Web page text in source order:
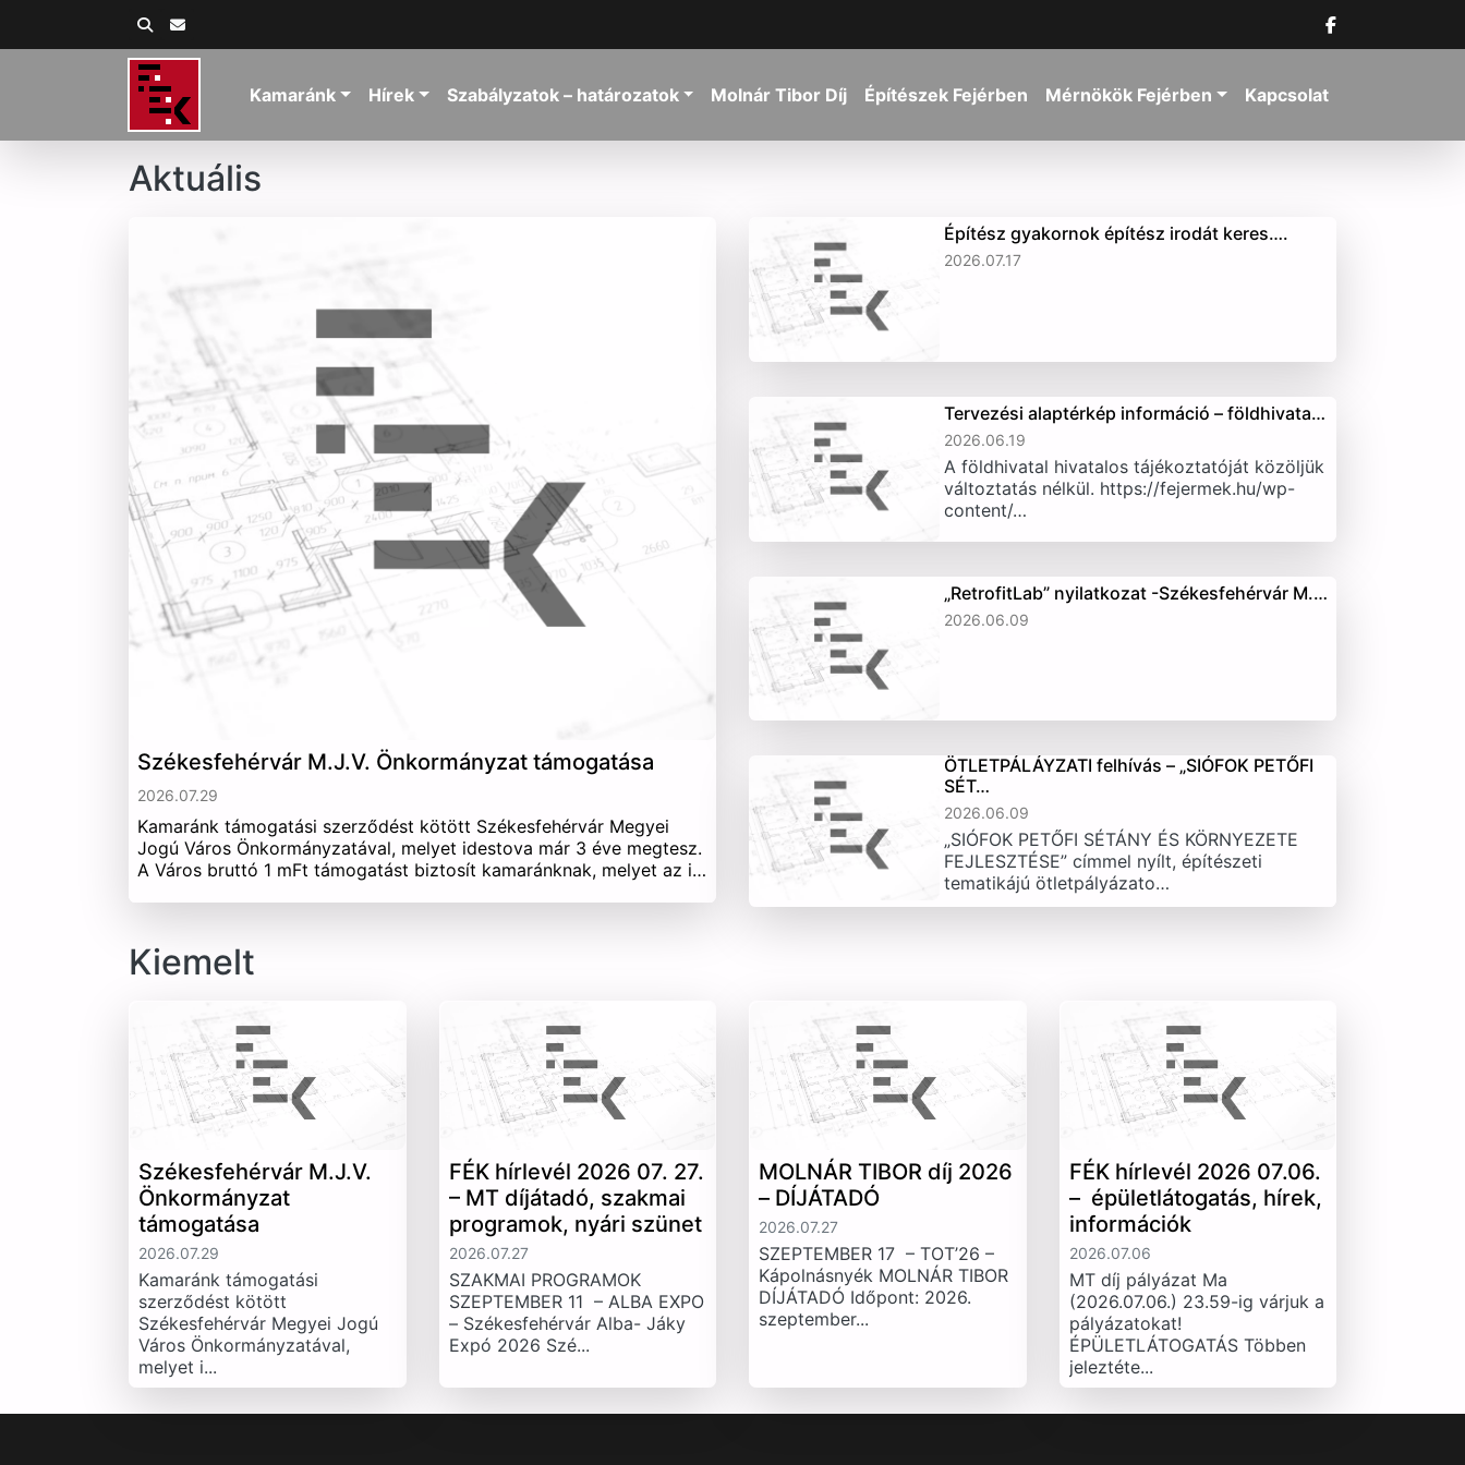
Kamaránk Hírek Szabályzatok – határozatok Molnár Tibor Díj Építészek Fejérben Mérnökök Fejérben Kapcsolat
Aktuális
Székesfehérvár M.J.V. Önkormányzat támogatása
2026.07.29
Kamaránk támogatási szerződést kötött Székesfehérvár Megyei
Jogú Város Önkormányzatával, melyet idestova már 3 éve megtesz.
A Város bruttó 1 mFt támogatást biztosít kamaránknak, melyet az i…
Építész gyakornok építész irodát keres….
2026.07.17
Tervezési alaptérkép információ – földhivata…
2026.06.19
A földhivatal hivatalos tájékoztatóját közöljük
változtatás nélkül. https://fejermek.hu/wp-
content/…
„RetrofitLab” nyilatkozat -Székesfehérvár M.…
2026.06.09
ÖTLETPÁLÁYZATI felhívás – „SIÓFOK PETŐFI
SÉT…
2026.06.09
„SIÓFOK PETŐFI SÉTÁNY ÉS KÖRNYEZETE
FEJLESZTÉSE” címmel nyílt, építészeti
tematikájú ötletpályázato…
Kiemelt
Székesfehérvár M.J.V.
Önkormányzat
támogatása
2026.07.29
Kamaránk támogatási
szerződést kötött
Székesfehérvár Megyei Jogú
Város Önkormányzatával,
melyet i...
FÉK hírlevél 2026 07. 27.
– MT díjátadó, szakmai
programok, nyári szünet
2026.07.27
SZAKMAI PROGRAMOK
SZEPTEMBER 11 – ALBA EXPO
– Székesfehérvár Alba- Jáky
Expó 2026 Szé...
MOLNÁR TIBOR díj 2026
– DÍJÁTADÓ
2026.07.27
SZEPTEMBER 17 – TOT’26 –
Kápolnásnyék MOLNÁR TIBOR
DÍJÁTADÓ Időpont: 2026.
szeptember...
FÉK hírlevél 2026 07.06.
– épületlátogatás, hírek,
információk
2026.07.06
MT díj pályázat Ma
(2026.07.06.) 23.59-ig várjuk a
pályázatokat!
ÉPÜLETLÁTOGATÁS Többen
jeleztéte...